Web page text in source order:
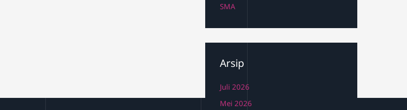
SMA
Arsip
Juli 2026
Mei 2026